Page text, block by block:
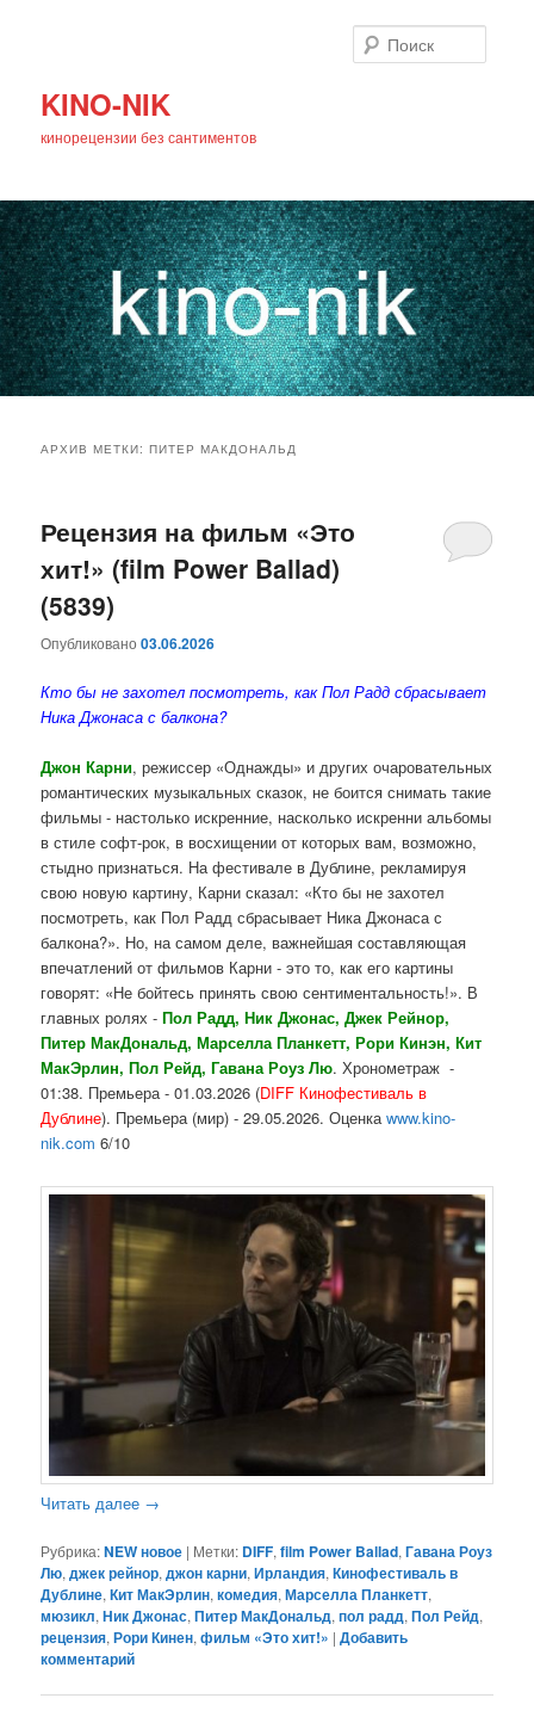
KINO-NIK
кинорецензии без сантиментов
основному
содержимому
дополнительному
содержимому
АРХИВ МЕТКИ:ПИТЕР МАКДОНАЛЬД
Рецензия на фильм «Это
хит!» (film Power Ballad)
(5839)
Опубликовано03.06.2026
Кто бы не захотел посмотреть, как Пол Радд сбрасывает
Ника Джонаса с балкона?
Джон Карни, режиссер «Однажды» и других очаровательных
романтических музыкальных сказок, не боится снимать такие
фильмы - настолько искренние, насколько искренни альбомы
в стиле софт-рок, в восхищении от которых вам, возможно,
стыдно признаться. На фестивале в Дублине, рекламируя
свою новую картину, Карни сказал: «Кто бы не захотел
посмотреть, как Пол Радд сбрасывает Ника Джонаса с
балкона?». Но, на самом деле, важнейшая составляющая
впечатлений от фильмов Карни - это то, как его картины
говорят: «Не бойтесь принять свою сентиментальность!». В
главных ролях -Пол Радд, Ник Джонас, Джек Рейнор,
Питер МакДональд, Марселла Планкетт, Рори Кинэн, Кит
МакЭрлин, Пол Рейд, Гавана Роуз Лю. Хронометраж -
01:38. Премьера - 01.03.2026 (DIFF Кинофестиваль в
Дублине). Премьера (мир) - 29.05.2026. Оценкаwww.kino-
nik.com 6/10
Читать далее →
Рубрика:NEW новое | Метки: DIFF,film Power Ballad,Гавана Роуз
Лю,джек рейнор,джон карни,Ирландия,Кинофестиваль в
Дублине,Кит МакЭрлин,комедия,Марселла Планкетт,
мюзикл,Ник Джонас,Питер МакДональд,пол радд,Пол Рейд,
рецензия,Рори Кинен,фильм «Это хит!» |Добавить
комментарий